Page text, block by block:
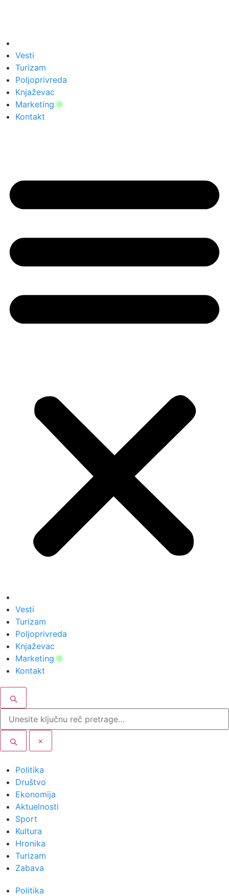
Vesti
Turizam
Poljoprivreda
Knjaževac
Marketing
Kontakt
Vesti
Turizam
Poljoprivreda
Knjaževac
Marketing
Kontakt
×
Politika
Društvo
Ekonomija
Aktuelnosti
Sport
Kultura
Hronika
Turizam
Zabava
Politika